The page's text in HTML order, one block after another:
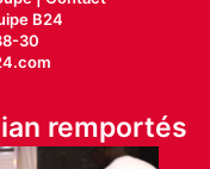
B24
30
remportés